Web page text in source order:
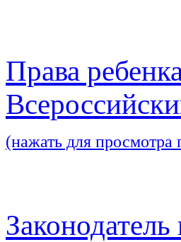
Права
(нажать для просмотра